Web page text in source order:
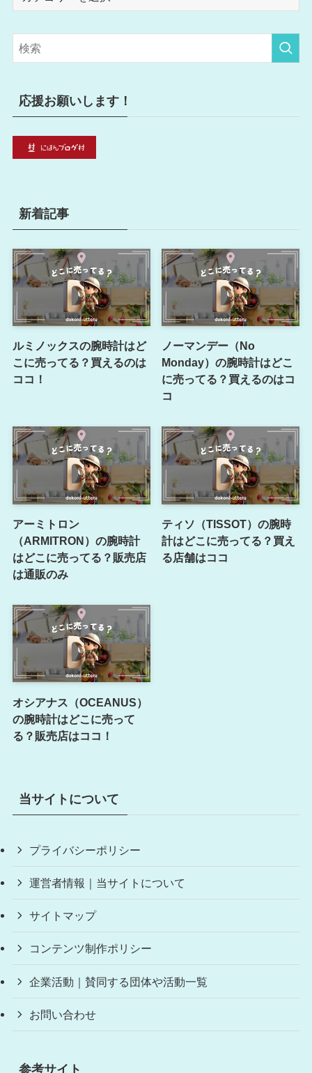
リ
ー
応援お願いします！
新着記事
ルミノックスの腕時計はど
こに売ってる？買えるのは
ココ！
ノーマンデー（No
Monday）の腕時計はどこ
に売ってる？買えるのはコ
コ
アーミトロン
（ARMITRON）の腕時計
はどこに売ってる？販売店
は通販のみ
ティソ（TISSOT）の腕時
計はどこに売ってる？買え
る店舗はココ
オシアナス（OCEANUS）
の腕時計はどこに売って
る？販売店はココ！
当サイトについて
プライバシーポリシー
運営者情報｜当サイトについて
サイトマップ
コンテンツ制作ポリシー
企業活動｜賛同する団体や活動一覧
お問い合わせ
参考サイト